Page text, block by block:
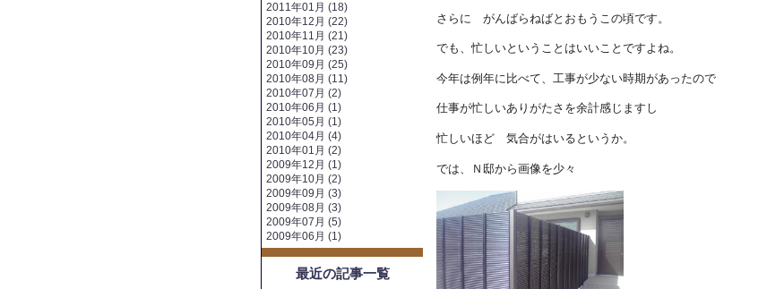
さらに がんばらねばとおもうこの頃です。
でも、忙しいということはいいことですよね。
今年は例年に比べて、工事が少ない時期があったので
仕事が忙しいありがたさを余計感じますし
忙しいほど 気合がはいるというか。
では、Ｎ邸から画像を少々
2011年01月 (18)
2010年12月 (22)
2010年11月 (21)
2010年10月 (23)
2010年09月 (25)
2010年08月 (11)
2010年07月 (2)
2010年06月 (1)
2010年05月 (1)
2010年04月 (4)
2010年01月 (2)
2009年12月 (1)
2009年10月 (2)
2009年09月 (3)
2009年08月 (3)
2009年07月 (5)
2009年06月 (1)
最近の記事一覧